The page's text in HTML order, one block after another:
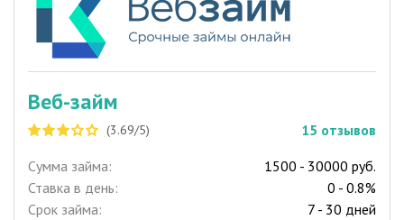
Веб-займ
(3.69/5) 15 отзывов
Сумма займа:
1500 - 30000 руб.
Ставка в день:
0 - 0.8%
Срок займа:
7 - 30 дней